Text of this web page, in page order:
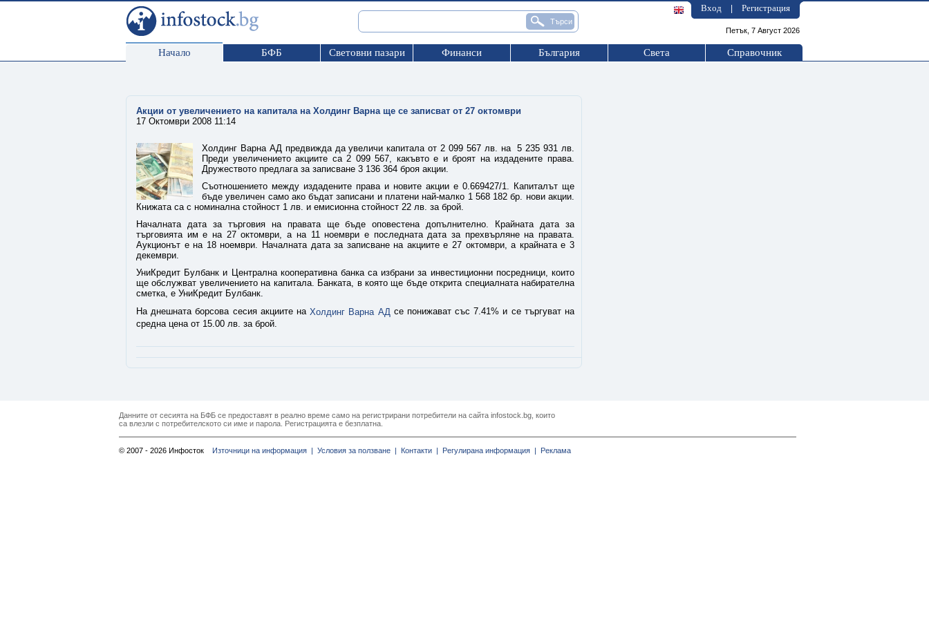
Вход Регистрация
Петък, 7 Август 2026
Начало БФБ Световни пазари Финанси България Света Справочник
Акции от увеличението на капитала на Холдинг Варна ще се записват от 27 октомври
17 Октомври 2008 11:14
Холдинг Варна АД предвижда да увеличи капитала от 2 099 567 лв. на 5 235 931 лв.
Преди увеличението акциите са 2 099 567, какъвто е и броят на издадените права.
Дружеството предлага за записване 3 136 364 броя акции.
Съотношението между издадените права и новите акции е 0.669427/1. Капиталът ще
бъде увеличен само ако бъдат записани и платени най-малко 1 568 182 бр. нови акции.
Книжата са с номинална стойност 1 лв. и емисионна стойност 22 лв. за брой.
Началната дата за търговия на правата ще бъде оповестена допълнително. Крайната дата за
търговията им е на 27 октомври, а на 11 ноември е последната дата за прехвърляне на правата.
Аукционът е на 18 ноември. Началната дата за записване на акциите е 27 октомври, а крайната е 3
декември.
УниКредит Булбанк и Централна кооперативна банка са избрани за инвестиционни посредници, които
ще обслужват увеличението на капитала. Банката, в която ще бъде открита специалната набирателна
сметка, е УниКредит Булбанк.
На днешната борсова сесия акциите наХолдинг Варна АД се понижават със 7.41% и се търгуват на
средна цена от 15.00 лв. за брой.
Данните от сесията на БФБ се предоставят в реално време само на регистрирани потребители на сайта infostock.bg, които
са влезли с потребителското си име и парола. Регистрацията е безплатна.
© 2007 - 2026 Инфосток Източници на информация | Условия за ползване | Контакти | Регулирана информация | Реклама